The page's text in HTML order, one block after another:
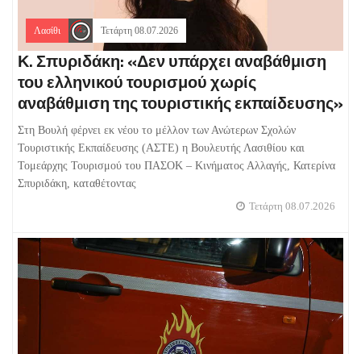
Λασίθι Τετάρτη 08.07.2026
Κ. Σπυριδάκη: «Δεν υπάρχει αναβάθμιση
του ελληνικού τουρισμού χωρίς
αναβάθμιση της τουριστικής εκπαίδευσης»
Στη Βουλή φέρνει εκ νέου το μέλλον των Ανώτερων Σχολών
Τουριστικής Εκπαίδευσης (ΑΣΤΕ) η Βουλευτής Λασιθίου και
Τομεάρχης Τουρισμού του ΠΑΣΟΚ – Κινήματος Αλλαγής, Κατερίνα
Σπυριδάκη, καταθέτοντας
Τετάρτη 08.07.2026